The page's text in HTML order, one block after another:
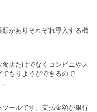
がありそれぞれ導入する機
店だけでなくコンビニやス
もりようができるので
ールです。支払金額が銀行